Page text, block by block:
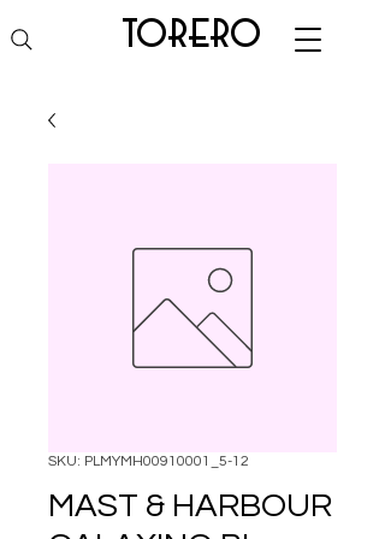
torero
SKU: PLMYMH00910001_5-12
MAST & HARBOUR